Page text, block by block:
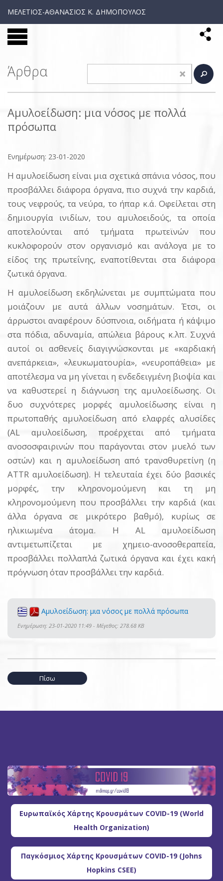
ΜΕΛΕΤΙΟΣ-ΑΘΑΝΑΣΙΟΣ Κ. ΔΗΜΟΠΟΥΛΟΣ
Άρθρα
Αμυλοείδωση: μια νόσος με πολλά
πρόσωπα
Ενημέρωση: 23-01-2020
Η αμυλοείδωση είναι μια σχετικά σπάνια νόσος, που
προσβάλλει διάφορα όργανα, πιο συχνά την καρδιά,
τους νεφρούς, τα νεύρα, το ήπαρ κ.ά. Οφείλεται στη
δημιουργία ινιδίων, του αμυλοειδούς, τα οποία
αποτελούνται από τμήματα πρωτεϊνών που
κυκλοφορούν στον οργανισμό και ανάλογα με το
είδος της πρωτεΐνης, εναποτίθενται στα διάφορα
ζωτικά όργανα.
Η αμυλοείδωση εκδηλώνεται με συμπτώματα που
μοιάζουν με αυτά άλλων νοσημάτων. Έτσι, οι
άρρωστοι αναφέρουν δύσπνοια, οιδήματα ή κάψιμο
στα πόδια, αδυναμία, απώλεια βάρους κ.λπ. Συχνά
αυτοί οι ασθενείς διαγιγνώσκονται με «καρδιακή
ανεπάρκεια», «λευκωματουρία», «νευροπάθεια» με
αποτέλεσμα να μη γίνεται η ενδεδειγμένη βιοψία και
να καθυστερεί η διάγνωση της αμυλοείδωσης. Οι
δυο συχνότερες μορφές αμυλοείδωσης είναι η
πρωτοπαθής αμυλοείδωση από ελαφρές αλυσίδες
(AL αμυλοείδωση, προέρχεται από τμήματα
ανοσοσφαιρινών που παράγονται στον μυελό των
οστών) και η αμυλοείδωση από τρανσθυρετίνη (η
ATTR αμυλοείδωση). Η τελευταία έχει δύο βασικές
μορφές, την κληρονομούμενη και τη μη
κληρονομούμενη που προσβάλλει την καρδιά (και
άλλα όργανα σε μικρότερο βαθμό), κυρίως σε
ηλικιωμένα άτομα. Η AL αμυλοείδωση
αντιμετωπίζεται με χημειο-ανοσοθεραπεία,
προσβάλλει πολλαπλά ζωτικά όργανα και έχει κακή
πρόγνωση όταν προσβάλλει την καρδιά.
Αμυλοείδωση: μια νόσος με πολλά πρόσωπα
Ενημέρωση: 23-01-2020 11:49 - Μέγεθος: 278.68 KB
Πίσω
Ευρωπαϊκός Χάρτης Κρουσμάτων COVID-19 (World
Health Organization)
Παγκόσμιος Χάρτης Κρουσμάτων COVID-19 (Johns
Hopkins CSEE)